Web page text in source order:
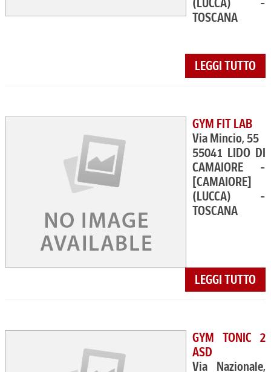
(LUCCA) -
TOSCANA
LEGGI TUTTO
GYM FIT LAB
Via Mincio, 55
55041 LIDO DI
CAMAIORE -
[CAMAIORE]
(LUCCA) -
TOSCANA
LEGGI TUTTO
GYM TONIC 2
ASD
Via Nazionale,